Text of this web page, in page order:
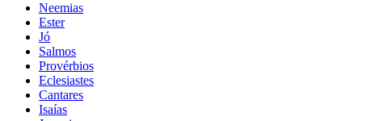
Neemias
Ester
Jó
Salmos
Provérbios
Eclesiastes
Cantares
Isaías